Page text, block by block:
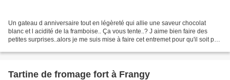
Un gateau d anniversaire tout en légèreté qui allie une saveur chocolat
blanc et l acidité de la framboise.. Ça vous tente..? J aime bien faire des
petites surprises..alors je me suis mise à faire cet entremet pour qu'il soit prêt
Tartine de fromage fort à Frangy